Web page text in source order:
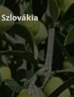
Szlovákia